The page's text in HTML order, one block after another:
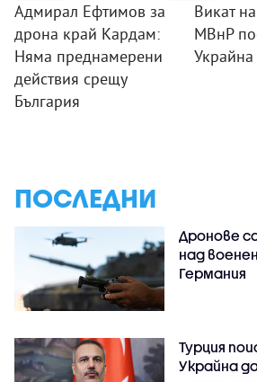
Адмирал Ефтимов за
дрона край Кардам:
Няма преднамерени
действия срещу
България
Викат
МВнР
Украйна
ПОСЛЕДНИ
Дронове
над
Германия
Турция
Украйна